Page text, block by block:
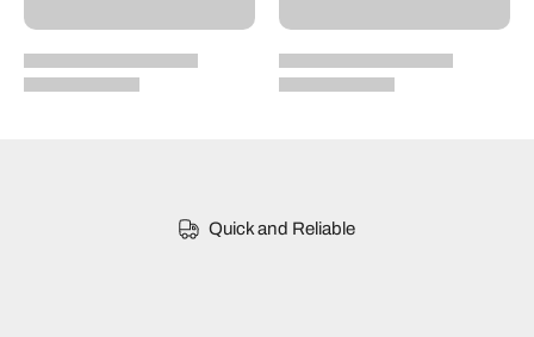
Quick and Reliable